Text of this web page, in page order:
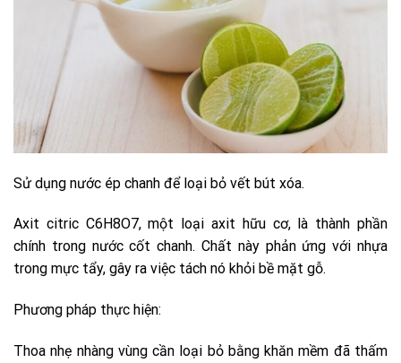
Sử dụng nước ép chanh để loại bỏ vết bút xóa.
Axit citric C6H8O7, một loại axit hữu cơ, là thành phần
chính trong nước cốt chanh. Chất này phản ứng với nhựa
trong mực tẩy, gây ra việc tách nó khỏi bề mặt gỗ.
Phương pháp thực hiện:
Thoa nhẹ nhàng vùng cần loại bỏ bằng khăn mềm đã thấm